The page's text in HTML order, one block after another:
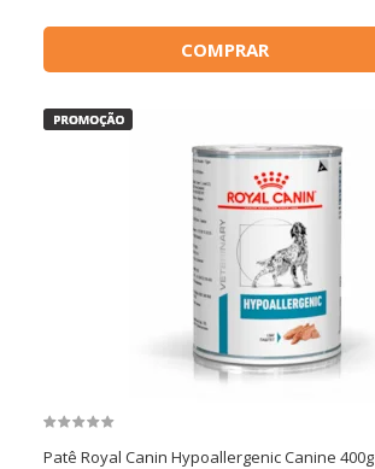
COMPRAR
Patê Royal Canin Hypoallergenic Canine 400g